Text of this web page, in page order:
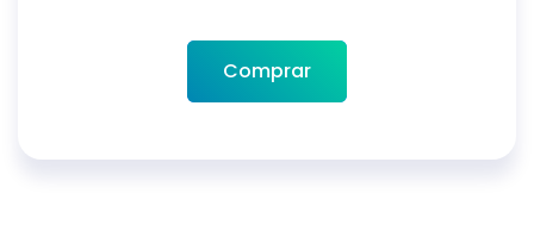
Comprar